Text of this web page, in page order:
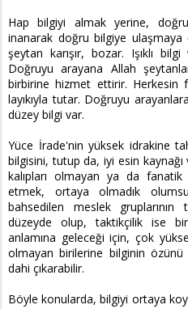
Hap bilgiyi almak yerine,
inanarak doğru bilgiye ulaşmaya
şeytan karışır, bozar. Işıklı
Doğruyu arayana Allah
birbirine hizmet ettirir. Herkesin
layıkıyla tutar. Doğruyu
düzey bilgi var.
Yüce İrade'nin yüksek idrakine
bilgisini, tutup da, iyi esin kaynağı
kalıpları olmayan ya da
etmek, ortaya olmadık
bahsedilen meslek
düzeyde olup, taktikçilik ise
anlamına geleceği için, çok
olmayan birilerine bilginin
dahi çıkarabilir.
Böyle konularda, bilgiyi ortaya